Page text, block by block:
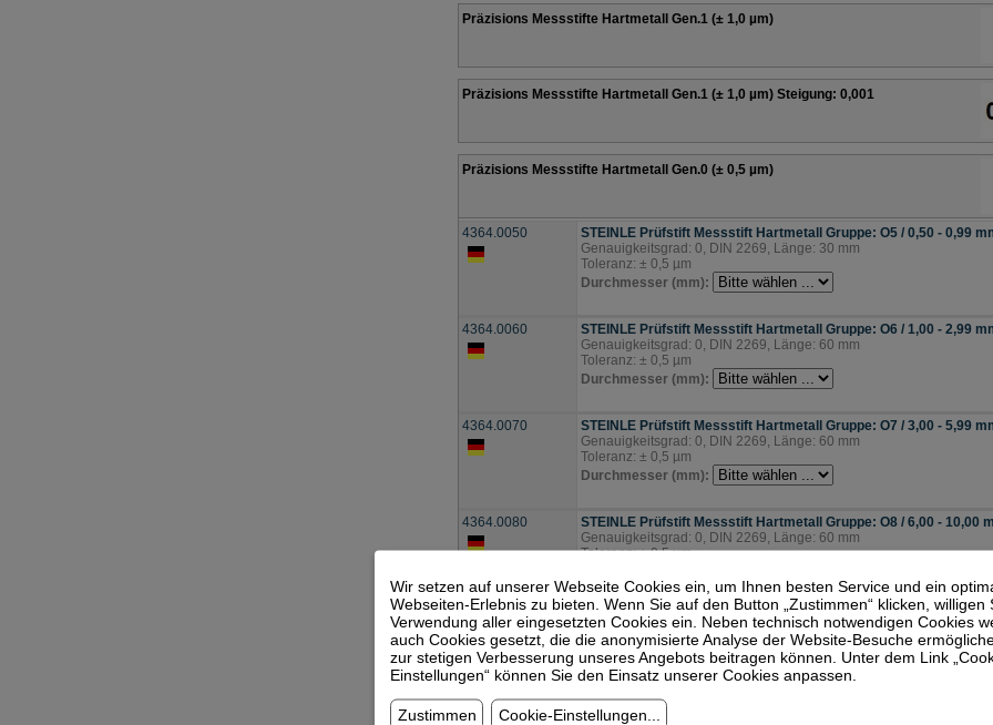
Präzisions Messstifte Hartmetall Gen.1 (± 1,0 µm)
Präzisions Messstifte Hartmetall Gen.1 (± 1,0 µm) Steigung: 0,001
Präzisions Messstifte Hartmetall Gen.0 (± 0,5 µm)
4364.0050
STEINLE Prüfstift Messstift Hartmetall Gruppe: O5 / 0,50 - 0,99
Genauigkeitsgrad: 0, DIN 2269, Länge: 30 mm
Toleranz: ± 0,5 µm
Durchmesser (mm):
4364.0060
STEINLE Prüfstift Messstift Hartmetall Gruppe: O6 / 1,00 - 2,99
Genauigkeitsgrad: 0, DIN 2269, Länge: 60 mm
Toleranz: ± 0,5 µm
Durchmesser (mm):
4364.0070
STEINLE Prüfstift Messstift Hartmetall Gruppe: O7 / 3,00 - 5,99
Genauigkeitsgrad: 0, DIN 2269, Länge: 60 mm
Toleranz: ± 0,5 µm
Durchmesser (mm):
4364.0080
STEINLE Prüfstift Messstift Hartmetall Gruppe: O8 / 6,00 - 10,00
Genauigkeitsgrad: 0, DIN 2269, Länge: 60 mm
Toleranz: ± 0,5 µm
Präzisions Messstifte Keramik Gen.1 (± 1,0 µm)
Präzisions Messstifte Keramik Gen.1 (± 1,0 µm) Steigung: 0,001
Wir setzen auf unserer Webseite Cookies ein, um Ihnen besten Service und ein
Webseiten-Erlebnis zu bieten. Wenn Sie auf den Button „Zustimmen“ klicken, willigen
Verwendung aller eingesetzten Cookies ein. Neben technisch notwendigen Cookies
auch Cookies gesetzt, die die anonymisierte Analyse der Website-Besuche
zur stetigen Verbesserung unseres Angebots beitragen können. Unter dem Link
Einstellungen“ können Sie den Einsatz unserer Cookies anpassen.
Zustimmen Cookie-Einstellungen